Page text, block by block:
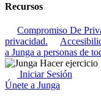
Recursos
Compromiso De
privacidad.
a Junga a personas de
Iniciar Sesión
Únete a Junga